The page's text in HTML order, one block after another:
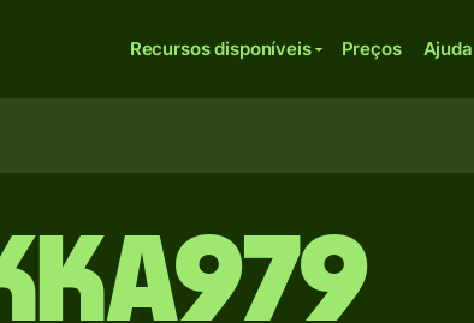
Recursos disponíveis Preços Ajuda